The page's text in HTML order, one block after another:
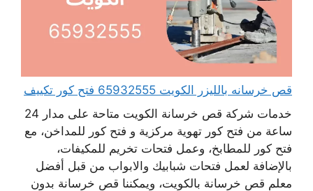
قص خرسانه بالليزر الكويت 65932555 فتح كور تكييف
خدمات شركة قص خرسانة الكويت متاحة على مدار 24
ساعة من فتح كور تهوية مركزية و فتح كور للمداخن، مع
فتح كور للمطابخ، وعمل فتحات تخريم للمكيفات،
بالإضافة لعمل فتحات شبابيك والابواب من قبل أفضل
معلم قص خرسانة بالكويت، ويمكننا قص خرسانة بدون